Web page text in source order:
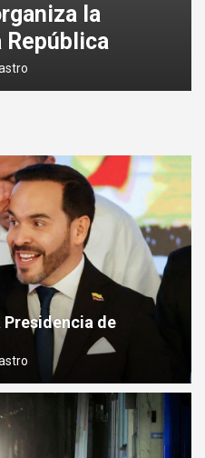
USD 3,5
Presidencia de